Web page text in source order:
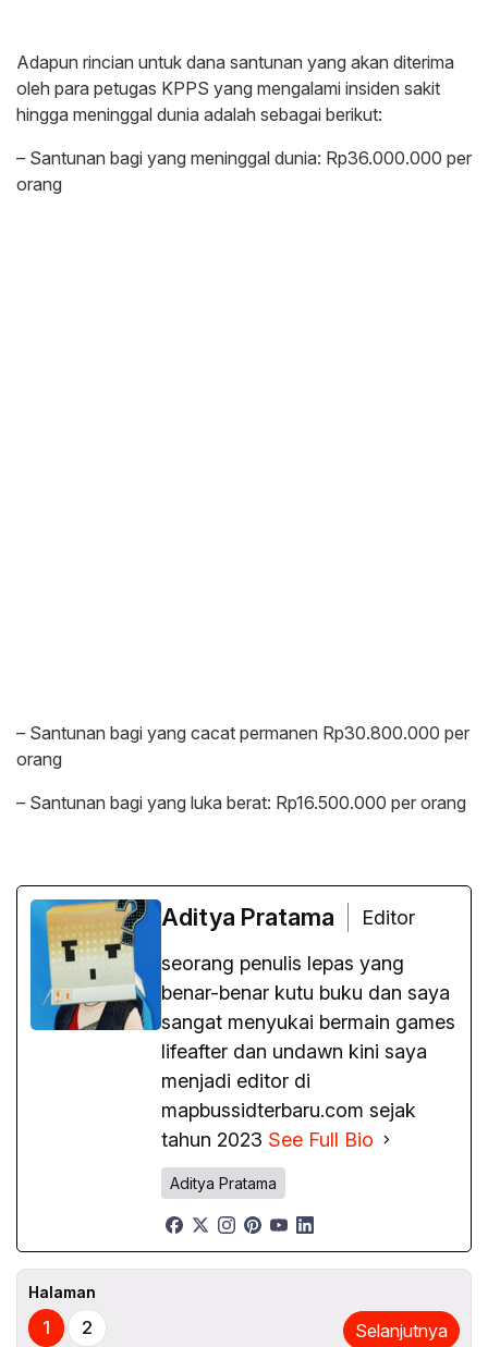
Adapun rincian untuk dana santunan yang akan diterima
oleh para petugas KPPS yang mengalami insiden sakit
hingga meninggal dunia adalah sebagai berikut:
– Santunan bagi yang meninggal dunia: Rp36.000.000 per
orang
– Santunan bagi yang cacat permanen Rp30.800.000 per
orang
– Santunan bagi yang luka berat: Rp16.500.000 per orang
Aditya Pratama
Editor
seorang penulis lepas yang
benar-benar kutu buku dan saya
sangat menyukai bermain games
lifeafter dan undawn kini saya
menjadi editor di
mapbussidterbaru.com sejak
tahun 2023 See Full Bio
Aditya Pratama
Halaman
1 2 Selanjutnya